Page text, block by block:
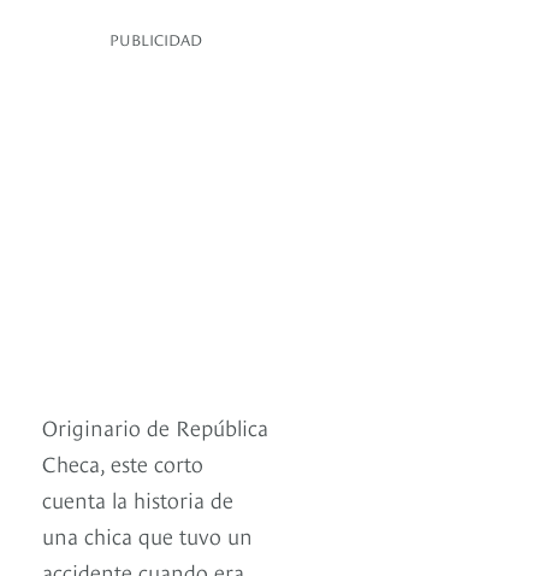
PUBLICIDAD
Originario de República
Checa, este corto
cuenta la historia de
una chica que tuvo un